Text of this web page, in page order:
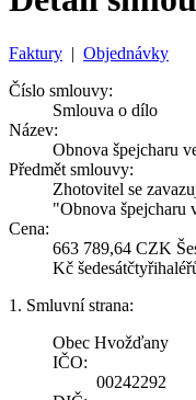
Faktury | Objednávky
Číslo smlouvy:
Smlouva o dílo
Název:
Obnova špejcharu
Předmět smlouvy:
Zhotovitel se
"Obnova špejcharu
Cena:
663 789,64 CZK
Kč
1. Smluvní strana:
Obec Hvožďany
IČO:
00242292